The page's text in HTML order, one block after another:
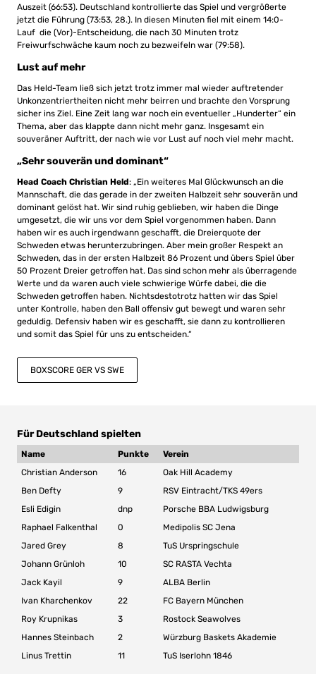
Auszeit (66:53). Deutschland kontrollierte das Spiel und vergrößerte
jetzt die Führung (73:53, 28.). In diesen Minuten fiel mit einem 14:0-
Lauf die (Vor)-Entscheidung, die nach 30 Minuten trotz
Freiwurfschwäche kaum noch zu bezweifeln war (79:58).
Lust auf mehr
Das Held-Team ließ sich jetzt trotz immer mal wieder auftretender
Unkonzentriertheiten nicht mehr beirren und brachte den Vorsprung
sicher ins Ziel. Eine Zeit lang war noch ein eventueller „Hunderter“ ein
Thema, aber das klappte dann nicht mehr ganz. Insgesamt ein
souveräner Auftritt, der nach wie vor Lust auf noch viel mehr macht.
„Sehr souverän und dominant“
Head Coach Christian Held: „Ein weiteres Mal Glückwunsch an die
Mannschaft, die das gerade in der zweiten Halbzeit sehr souverän und
dominant gelöst hat. Wir sind ruhig geblieben, wir haben die Dinge
umgesetzt, die wir uns vor dem Spiel vorgenommen haben. Dann
haben wir es auch irgendwann geschafft, die Dreierquote der
Schweden etwas herunterzubringen. Aber mein großer Respekt an
Schweden, das in der ersten Halbzeit 86 Prozent und übers Spiel über
50 Prozent Dreier getroffen hat. Das sind schon mehr als überragende
Werte und da waren auch viele schwierige Würfe dabei, die die
Schweden getroffen haben. Nichtsdestotrotz hatten wir das Spiel
unter Kontrolle, haben den Ball offensiv gut bewegt und waren sehr
geduldig. Defensiv haben wir es geschafft, sie dann zu kontrollieren
und somit das Spiel für uns zu entscheiden.“
BOXSCORE GER VS SWE
Für Deutschland spielten
Name Punkte
Verein
Christian Anderson
16
Oak Hill Academy
Ben Defty
9
RSV Eintracht/TKS 49ers
Esli Edigin
dnp
Porsche BBA Ludwigsburg
Raphael Falkenthal
0
Medipolis SC Jena
Jared Grey
8
TuS Urspringschule
Johann Grünloh
10
SC RASTA Vechta
Jack Kayil
9
ALBA Berlin
Ivan Kharchenkov
22
FC Bayern München
Roy Krupnikas
3
Rostock Seawolves
Hannes Steinbach
2
Würzburg Baskets Akademie
Linus Trettin
11 TuS Iserlohn 1846